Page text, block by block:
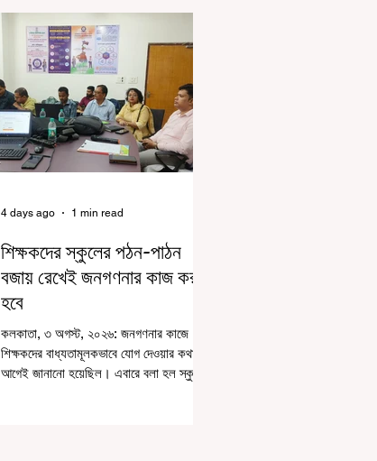
তাঁর পদচ্যুতির লিখিত নির্দেশনামা জারি করা হয়।
বিধানসভার ইতিহাসে, কোনও পদে থাকা মার্শালকে
সাসপেন্ড করার ঘটনা রাজ্যে এই প্রথম।
বিধানসভার নবনির্বাচিত বিধায়কদের নিয়ে আয়োজিত
উচ্চপর্যায়ের ওরিয়েন্টেশন বা পরিচিতি শিবিরে দায়িত্ব
পালনের ক্ষেত্রে একা
শিক্ষকদের স্কুলের পঠন-পাঠন
বজায় রেখেই জনগণনার কাজ করতে
হবে
কলকাতা, ৩ অগস্ট, ২০২৬: জনগণনার কাজে
শিক্ষকদের বাধ্যতামূলকভাবে যোগ দেওয়ার কথা
আগেই জানানো হয়েছিল। এবারে বলা হল স্কুলের
4 days ago 1 min read